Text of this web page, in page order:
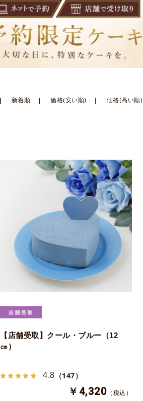
新着順 価格(安い順) 価格(高い順)
【店舗受取】クール・ブルー（12
㎝）
4.8 （147）
￥4,320 （税込）